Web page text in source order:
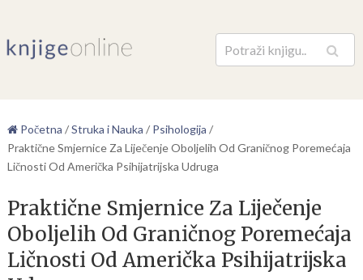
Pretraga
Početna /Struka i Nauka / Psihologija /
Praktične Smjernice Za Liječenje Oboljelih Od Graničnog Poremećaja
Ličnosti Od Američka Psihijatrijska Udruga
Praktične Smjernice Za Liječenje
Oboljelih Od Graničnog Poremećaja
Ličnosti Od Američka Psihijatrijska